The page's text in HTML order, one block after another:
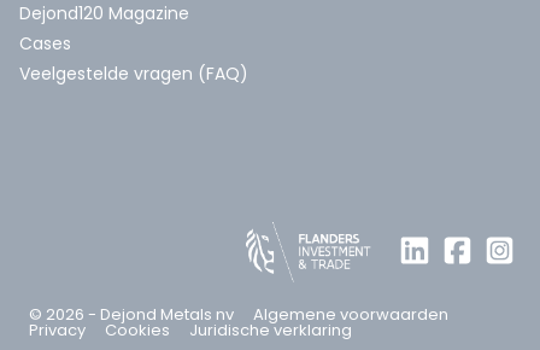
Dejond120 Magazine
Cases
Veelgestelde vragen (FAQ)
© 2026 - Dejond Metals nv Algemene voorwaarden
Privacy Cookies Juridische verklaring